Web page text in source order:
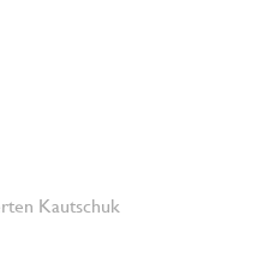
Kautschuk